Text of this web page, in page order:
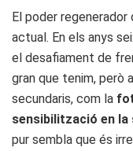
El poder
actual. En els anys
el desafiament de
gran que tenim, però
secundaris, com la
sensibilització en
pur sembla que és